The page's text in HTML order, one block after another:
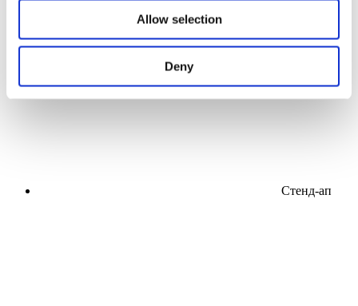
Allow selection
Deny
Концерти
Естрада
Стенд-ап